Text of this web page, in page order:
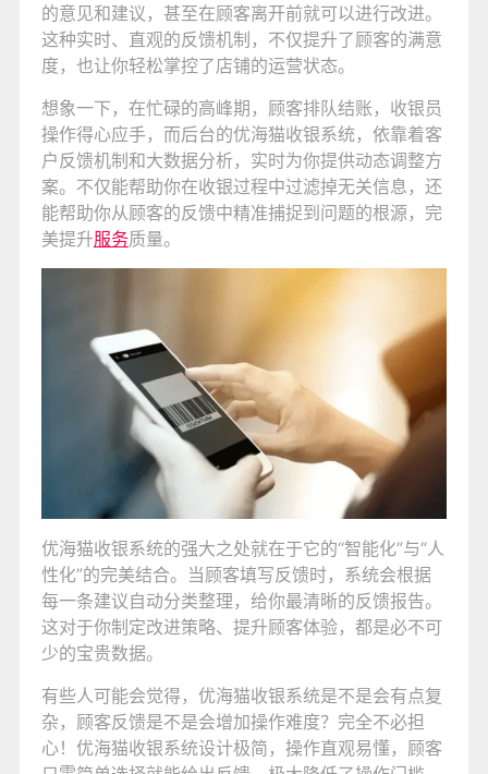
的意见和建议，甚至在顾客离开前就可以进行改进。
这种实时、直观的反馈机制，不仅提升了顾客的满意
度，也让你轻松掌控了店铺的运营状态。
想象一下，在忙碌的高峰期，顾客排队结账，收银员
操作得心应手，而后台的优海猫收银系统，依靠着客
户反馈机制和大数据分析，实时为你提供动态调整方
案。不仅能帮助你在收银过程中过滤掉无关信息，还
能帮助你从顾客的反馈中精准捕捉到问题的根源，完
美提升服务质量。
优海猫收银系统的强大之处就在于它的“智能化”与“人
性化”的完美结合。当顾客填写反馈时，系统会根据
每一条建议自动分类整理，给你最清晰的反馈报告。
这对于你制定改进策略、提升顾客体验，都是必不可
少的宝贵数据。
有些人可能会觉得，优海猫收银系统是不是会有点复
杂，顾客反馈是不是会增加操作难度？完全不必担
心！优海猫收银系统设计极简，操作直观易懂，顾客